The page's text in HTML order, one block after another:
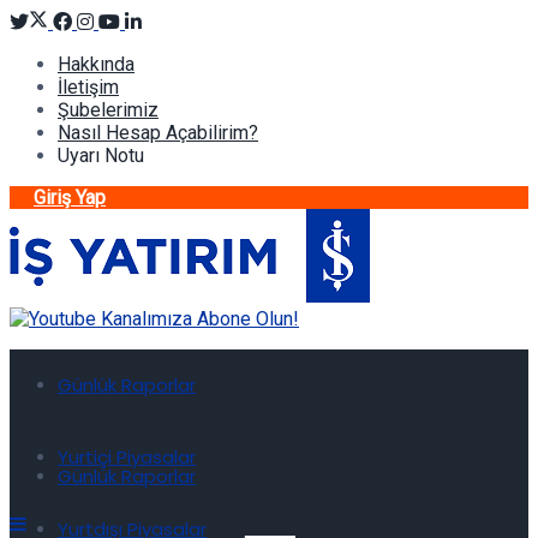
Hakkında
İletişim
Şubelerimiz
Nasıl Hesap Açabilirim?
Uyarı Notu
Giriş Yap
Günlük Raporlar
Yurtiçi Piyasalar
Yurtdışı Piyasalar
Günlük Raporlar